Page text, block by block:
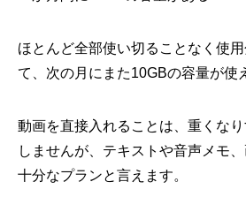
ほとんど全部使い切ることなく使
て、次の月にまた10GBの容量が使
動画を直接入れることは、重くな
しませんが、テキストや音声メモ
十分なプランと言えます。